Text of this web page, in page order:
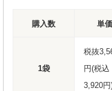
購入数 単価
1袋
税抜
円(税込
3,920円